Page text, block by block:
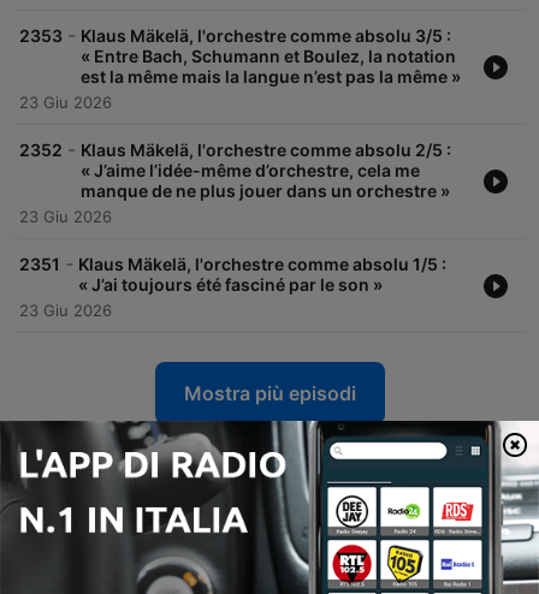
2353 - Klaus Mäkelä, l'orchestre comme absolu 3/5 :
« Entre Bach, Schumann et Boulez, la notation
est la même mais la langue n’est pas la même »
23 Giu 2026
2352 - Klaus Mäkelä, l'orchestre comme absolu 2/5 :
« J’aime l’idée-même d’orchestre, cela me
manque de ne plus jouer dans un orchestre »
23 Giu 2026
2351 - Klaus Mäkelä, l'orchestre comme absolu 1/5 :
« J’ai toujours été fasciné par le son »
23 Giu 2026
Mostra più episodi
Podcast di France Musique